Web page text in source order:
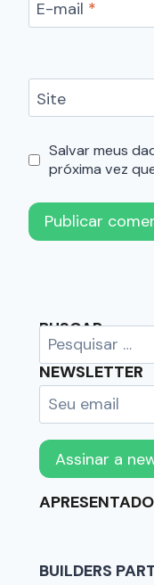
E-mail *
Site
Salvar meus
próxima vez
BUSCAR
NEWSLETTER
BUILDERS